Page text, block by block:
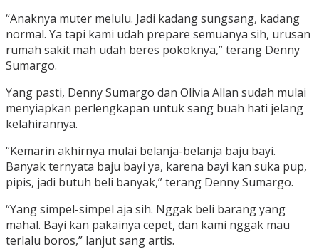
“Anaknya muter melulu. Jadi kadang sungsang, kadang
normal. Ya tapi kami udah prepare semuanya sih, urusan
rumah sakit mah udah beres pokoknya,” terang Denny
Sumargo.
Yang pasti, Denny Sumargo dan Olivia Allan sudah mulai
menyiapkan perlengkapan untuk sang buah hati jelang
kelahirannya.
“Kemarin akhirnya mulai belanja-belanja baju bayi.
Banyak ternyata baju bayi ya, karena bayi kan suka pup,
pipis, jadi butuh beli banyak,” terang Denny Sumargo.
“Yang simpel-simpel aja sih. Nggak beli barang yang
mahal. Bayi kan pakainya cepet, dan kami nggak mau
terlalu boros,” lanjut sang artis.